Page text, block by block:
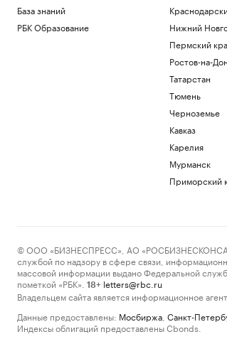
База знаний
РБК Образование
Нижний
Пермский
Ростов-на-
Татарстан
Тюмень
Черноземье
Кавказ
Карелия
Мурманск
Приморский
© ООО «БИЗНЕСПРЕСС», АО
службой по надзору в сфере связи,
массовой информации выдано Федеральной
пометкой «РБК».
18+ letters@rbc.ru
Владельцем сайта является информационное
Данные предоставлены: Мосбиржа Санкт-
Индексы облигаций предоставлены Cbonds.